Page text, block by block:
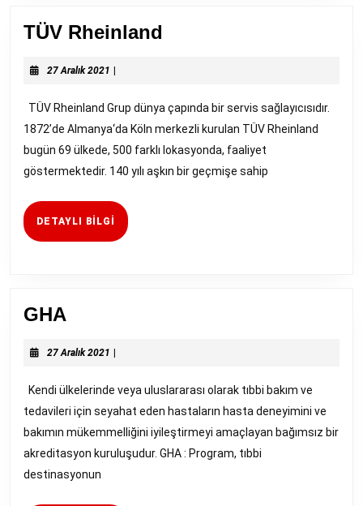
TÜV Rheinland
27 Aralık 2021 27
TÜV Rheinland Grup dünya çapında bir servis sağlayıcısıdır.
1872’de Almanya‘da Köln merkezli kurulan TÜV Rheinland
bugün 69 ülkede, 500 farklı lokasyonda, faaliyet
göstermektedir. 140 yılı aşkın bir geçmişe sahip
DETAYLI BILGI
DETAYLI
BILGI
GHA
27 Aralık 2021 27
Kendi ülkelerinde veya uluslararası olarak tıbbi bakım ve
tedavileri için seyahat eden hastaların hasta deneyimini ve
bakımın mükemmelliğini iyileştirmeyi amaçlayan bağımsız bir
akreditasyon kuruluşudur. GHA : Program, tıbbi
destinasyonun